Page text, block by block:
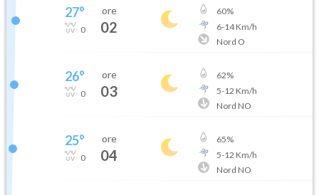
27°
0
ore
02
60%
6-14Km/h
Nord O
26°
0
ore
03
62%
5-12 Km/h
Nord NO
25°
0
ore
04
65%
5-12 Km/h
Nord NO